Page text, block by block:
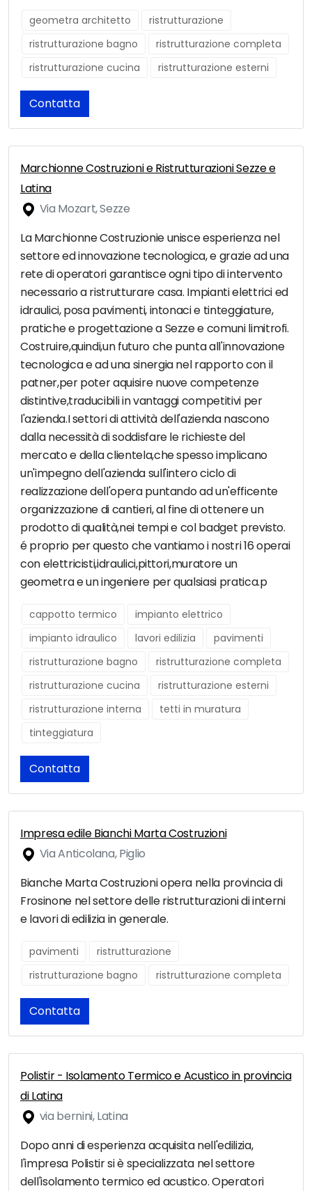
geometra architetto
ristrutturazione
ristrutturazione bagno
ristrutturazione completa
ristrutturazione cucina
ristrutturazione esterni
Contatta
Marchionne Costruzioni e Ristrutturazioni Sezze e
Latina
Via Mozart, Sezze
La Marchionne Costruzionie unisce esperienza nel
settore ed innovazione tecnologica, e grazie ad una
rete di operatori garantisce ogni tipo di intervento
necessario a ristrutturare casa. Impianti elettrici ed
idraulici, posa pavimenti, intonaci e tinteggiature,
pratiche e progettazione a Sezze e comuni limitrofi.
Costruire,quindi,un futuro che punta all'innovazione
tecnologica e ad una sinergia nel rapporto con il
patner,per poter aquisire nuove competenze
distintive,traducibili in vantaggi competitivi per
l'azienda.I settori di attività dell'azienda nascono
dalla necessità di soddisfare le richieste del
mercato e della clientela,che spesso implicano
un'impegno dell'azienda sull'intero ciclo di
realizzazione dell'opera puntando ad un'efficente
organizzazione di cantieri, al fine di ottenere un
prodotto di qualità,nei tempi e col badget previsto.
é proprio per questo che vantiamo i nostri 16 operai
con elettricisti,idraulici,pittori,muratore un
geometra e un ingeniere per qualsiasi pratica.p
cappotto termico
impianto elettrico
impianto idraulico
lavori edilizia
pavimenti
ristrutturazione bagno
ristrutturazione completa
ristrutturazione cucina
ristrutturazione esterni
ristrutturazione interna
tetti in muratura
tinteggiatura
Contatta
Impresa edile Bianchi Marta Costruzioni
Via Anticolana, Piglio
Bianche Marta Costruzioni opera nella provincia di
Frosinone nel settore delle ristrutturazioni di interni
e lavori di edilizia in generale.
pavimenti
ristrutturazione
ristrutturazione bagno
ristrutturazione completa
Contatta
Polistir - Isolamento Termico e Acustico in provincia
di Latina
via bernini, Latina
Dopo anni di esperienza acquisita nell'edilizia,
l'impresa Polistir si è specializzata nel settore
dell'isolamento termico ed acustico. Operatori